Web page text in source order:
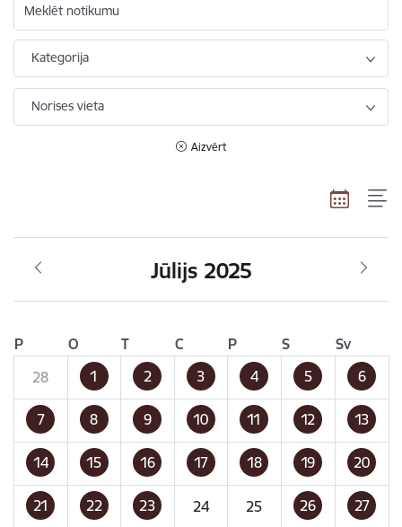
Meklēt notikumu
Kategorija
Norises vieta
Aizvērt
Jūlijs 2025
P O T C P S
Sv
28
1 2 3 4 5 6
7 8 9 10 11 12 13
14 15 16 17 18 19 20
21 22 23 24 25 26 27